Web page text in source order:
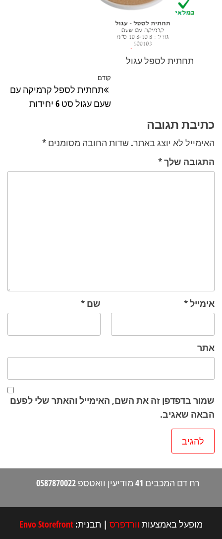
תחתית לספל עגול
הפוסט
הקודם
קודם
תחתית לספל קרמיקה עם
שעם עגול סט 6 יחידות
כתיבת תגובה
האימייל לא יוצג באתר. שדות החובה מסומנים *
התגובה שלך*
שם * אימייל*
אתר
שמור בדפדפן זה את השם, האימייל והאתר שלי לפעם
הבאה שאגיב.
רח דם המכבים 41 מודיעין וואטספ 0587870022
מופעל באמצעות וורדפרס | תבנית: Envo Storefront